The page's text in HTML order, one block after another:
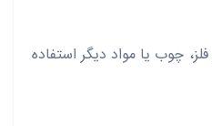
چوب یا مواد دیگر استفاده